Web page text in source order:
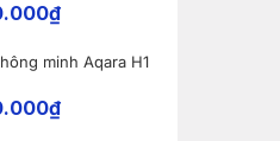
₫
minh Aqara H1
₫